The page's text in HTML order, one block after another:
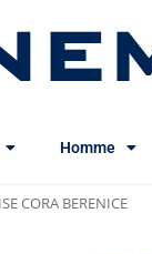
Homme
CORA BERENICE